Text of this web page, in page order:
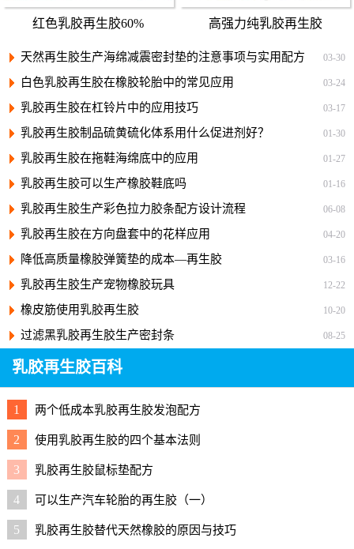
红色乳胶再生胶60% 高强力纯乳胶再生胶
03-30
天然再生胶生产海绵减震密封垫的注意事项与实用配方
03-24
白色乳胶再生胶在橡胶轮胎中的常见应用
03-17
乳胶再生胶在杠铃片中的应用技巧
01-30
乳胶再生胶制品硫黄硫化体系用什么促进剂好？
01-27
乳胶再生胶在拖鞋海绵底中的应用
01-16
乳胶再生胶可以生产橡胶鞋底吗
06-08
乳胶再生胶生产彩色拉力胶条配方设计流程
04-20
乳胶再生胶在方向盘套中的花样应用
03-16
降低高质量橡胶弹簧垫的成本—再生胶
12-22
乳胶再生胶生产宠物橡胶玩具
10-20
橡皮筋使用乳胶再生胶
08-25
过滤黑乳胶再生胶生产密封条
乳胶再生胶百科
1 两个低成本乳胶再生胶发泡配方
2 使用乳胶再生胶的四个基本法则
3 乳胶再生胶鼠标垫配方
4 可以生产汽车轮胎的再生胶（一）
5 乳胶再生胶替代天然橡胶的原因与技巧